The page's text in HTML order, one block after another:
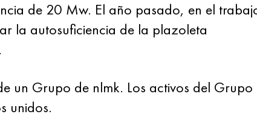
de 20 Mw. El año pasado, en el
la autosuficiencia de la plazoleta
un Grupo de nlmk. Los activos del Grupo
unidos.